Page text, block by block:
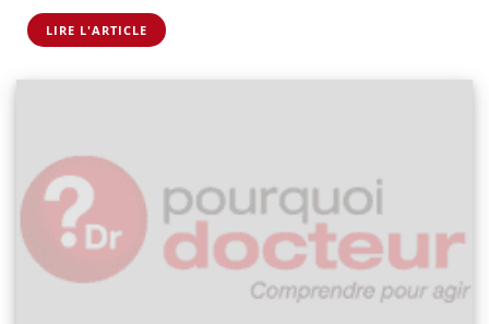
LIRE L'ARTICLE